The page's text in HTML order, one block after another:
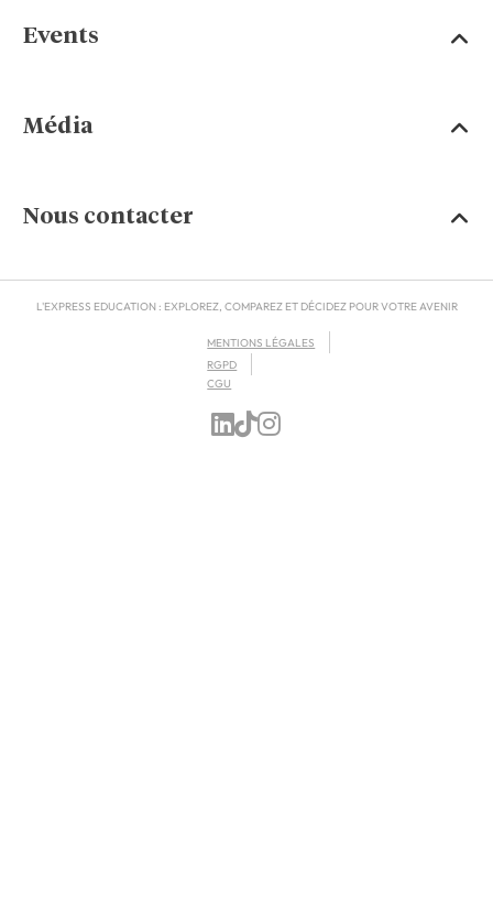
Events
Média
Nous contacter
L'EXPRESS EDUCATION : EXPLOREZ, COMPAREZ ET DÉCIDEZ POUR VOTRE AVENIR
MENTIONS LÉGALES
RGPD
CGU